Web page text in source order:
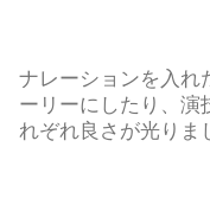
ナレーションを入れ
ーリーにしたり、演
れぞれ良さが光りま